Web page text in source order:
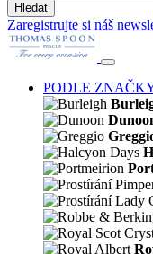
Hledat
Zaregistrujte si náš
PODLE